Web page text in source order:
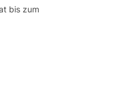
bis zum